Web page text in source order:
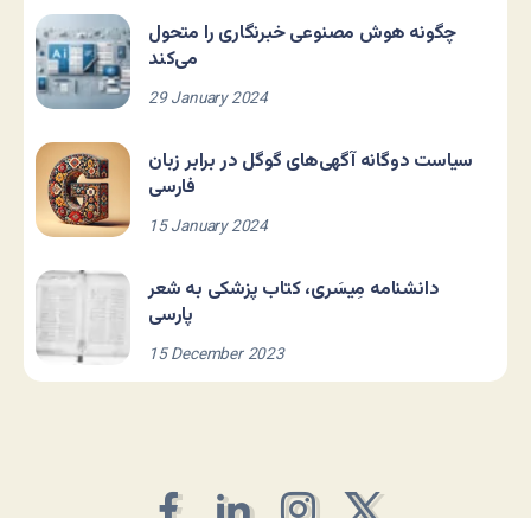
چگونه هوش مصنوعی خبرنگاری را متحول
می‌کند
29 January 2024
سیاست دوگانه آگهی‌های گوگل در برابر زبان
فارسی
15 January 2024
دانشنامه مِیسَری، کتاب پزشکی به شعر
پارسی
15 December 2023